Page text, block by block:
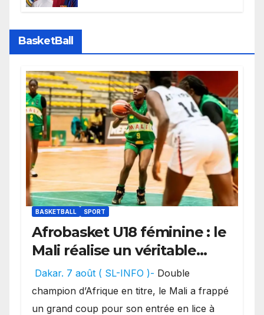
BasketBall
BASKETBALL SPORT
Afrobasket U18 féminine : le
Mali réalise un véritable
festival offensif et inflige
une lourde défaite au
Bénin.
Dakar. 7 août ( SL-INFO )- Double
champion d’Afrique en titre, le Mali a frappé
un grand coup pour son entrée en lice à